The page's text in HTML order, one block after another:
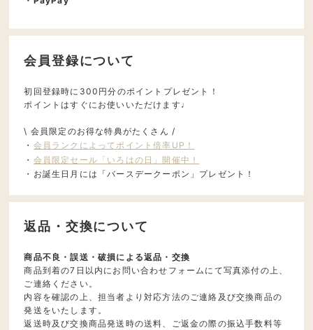
会員登録について
初回登録時に300円分のポイントプレゼント！
ポイントはすぐにお使いいただけます♩
\ 会員限定のお得な特典がたくさん /
・ 会員ランクによってポイント倍率UP！
・ 会員限定セール「いろはの日」開催中！
・お誕生日月には「バースデークーポン」プレゼント！
返品・交換について
商品不良・誤送・破損による返品・交換
商品到着の7日以内にお問い合わせフォームにて写真添付の上、
ご連絡ください。
内容を確認の上、担当者より対応方法のご連絡及び交換商品の
発送をいたします。
返送時及び交換商品発送時の送料、ご返金の際の振込手数料等